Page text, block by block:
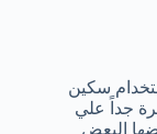
سكين
جداً علي
البعض